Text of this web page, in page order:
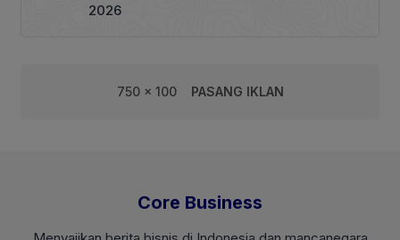
2026
750 x 100 PASANG IKLAN
Core Business